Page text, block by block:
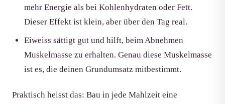
mehr Energie als bei Kohlenhydraten oder Fett.
Dieser Effekt ist klein, aber über den Tag real.
Eiweiss sättigt gut und hilft, beim Abnehmen
Muskelmasse zu erhalten. Genau diese Muskelmasse
ist es, die deinen Grundumsatz mitbestimmt.
Praktisch heisst das: Bau in jede Mahlzeit eine